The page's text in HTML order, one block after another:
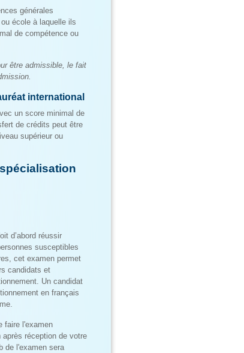
générales
école à laquelle ils
de compétence ou
être admissible, le fait
international
un score minimal de
de crédits peut être
supérieur ou
d’abord réussir
susceptibles
cet examen permet
candidats et
Un candidat
en français
faire l'examen
réception de votre
de l'examen sera